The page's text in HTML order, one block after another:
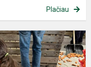
Plačiau